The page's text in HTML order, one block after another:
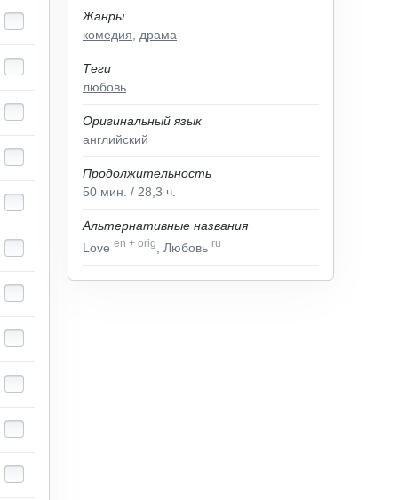
Жанры
комедия
драма
Теги
любовь
Оригинальный язык
английский
Продолжительность
50 мин. / 28,3 ч.
Альтернативные названия
Love en + orig , Любовь ru